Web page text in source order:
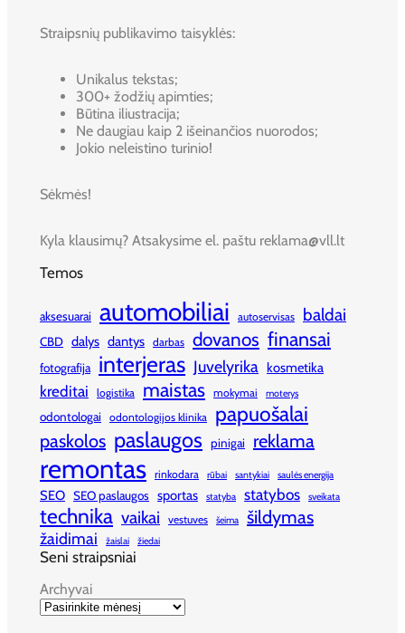
Straipsnių publikavimo taisyklės:
Unikalus tekstas;
300+ žodžių apimties;
Būtina iliustracija;
Ne daugiau kaip 2 išeinančios nuorodos;
Jokio neleistino turinio!
Sėkmės!
Kyla klausimų? Atsakysime el. paštu reklama@vll.lt
Temos
aksesuarai automobiliai autoservisas baldai
CBD dalys dantys darbas dovanos finansai
fotografija interjeras Juvelyrika kosmetika
kreditai logistika maistas mokymai moterys
odontologai odontologijos klinika papuošalai
paskolos paslaugos pinigai reklama
remontas rinkodara rūbai santykiai saulės energija
SEO SEO paslaugos sportas statyba statybos sveikata
technika vaikai vestuves šeima šildymas
žaidimai žaislai žiedai
Seni straipsniai
Archyvai